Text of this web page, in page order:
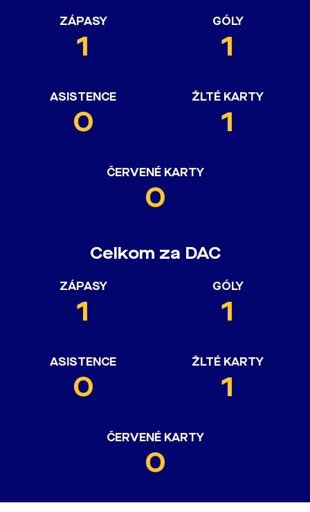
ZÁPASY
1
GÓLY
1
ASISTENCE
0
ŽLTÉ KARTY
1
ČERVENÉ KARTY
0
Celkom za DAC
ZÁPASY
1
GÓLY
1
ASISTENCE
0
ŽLTÉ KARTY
1
ČERVENÉ KARTY
0